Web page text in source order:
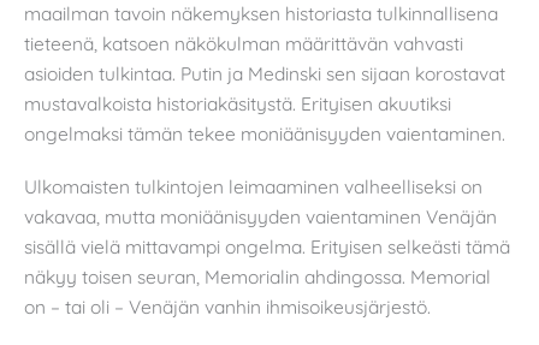
maailman tavoin näkemyksen historiasta tulkinnallisena
tieteenä, katsoen näkökulman määrittävän vahvasti
asioiden tulkintaa. Putin ja Medinski sen sijaan korostavat
mustavalkoista historiakäsitystä. Erityisen akuutiksi
ongelmaksi tämän tekee moniäänisyyden vaientaminen.
Ulkomaisten tulkintojen leimaaminen valheelliseksi on
vakavaa, mutta moniäänisyyden vaientaminen Venäjän
sisällä vielä mittavampi ongelma. Erityisen selkeästi tämä
näkyy toisen seuran, Memorialin ahdingossa. Memorial
on – tai oli – Venäjän vanhin ihmisoikeusjärjestö.